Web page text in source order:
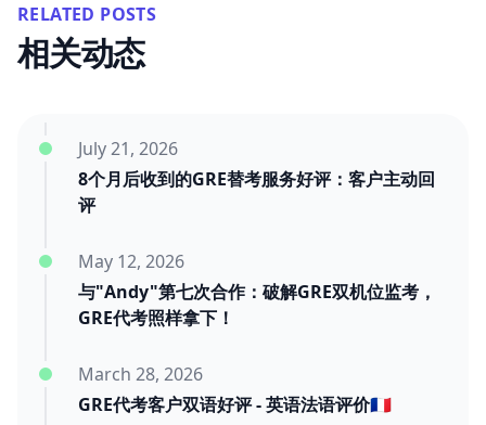
RELATED POSTS
相关动态
8个月后收到的GRE替考服务好评：客户主动回
评
July 21, 2026
与"Andy"第七次合作：破解GRE双机位监考，
GRE代考照样拿下！
May 12, 2026
GRE代考客户双语好评 - 英语法语评价🇫🇷
March 28, 2026